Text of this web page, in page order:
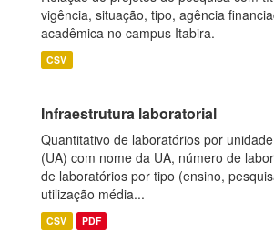
vigência, situação, tipo, agência
acadêmica no campus Itabira.
CSV
Infraestrutura laboratorial
Quantitativo de laboratórios por
(UA) com nome da UA, número de
de laboratórios por tipo (ensino,
utilização média...
CSV PDF